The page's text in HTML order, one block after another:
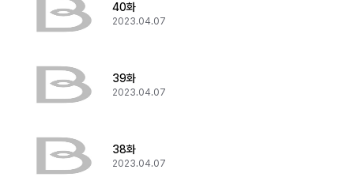
40화
2023.04.07
39화
2023.04.07
38화
2023.04.07